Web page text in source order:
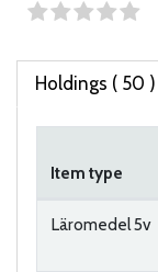
Star ratings
Holdings ( 50 )
Item type
Läromedel 5v